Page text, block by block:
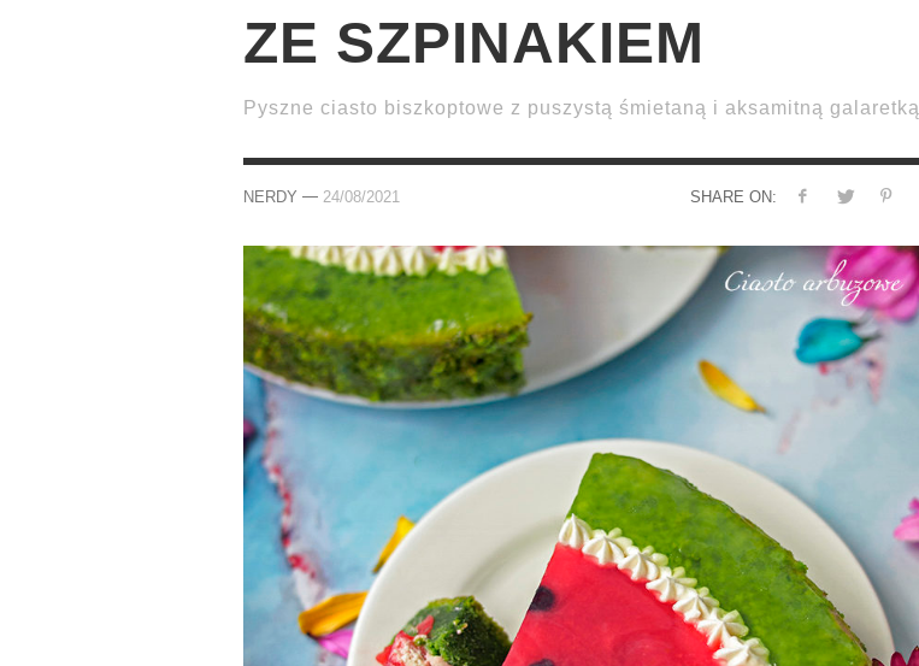
ZE SZPINAKIEM
Pyszne ciasto biszkoptowe z puszystą śmietaną i aksamitną galaretką
SHARE ON:
NERDY — 24/08/2021